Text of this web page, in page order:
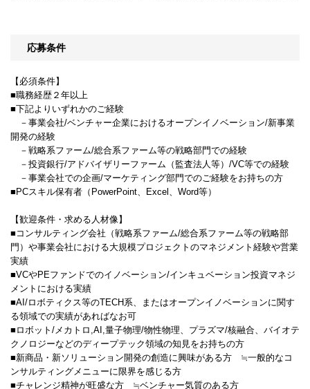
応募条件
【必須条件】
■職務経歴２年以上
■下記よりいずれかのご経験
－事業会社/ベンチャー企業におけるオープンイノベーション/新事業
開発の経験
－戦略系ファーム/総合系ファーム等の戦略部門での経験
－投資銀行/アドバイザリーファーム（監査法人等）/VC等での経験
－事業会社での企画/マーケティング部門でのご経験をお持ちの方
■PCスキル保有者（PowerPoint、Excel、Word等）
【歓迎条件・求める人材像】
■コンサルティング会社（戦略系ファーム/総合系ファーム等の戦略部
門）や事業会社における大規模プロジェクトのマネジメント経験や営業
実績
■VCやPEファンドでのイノベーション/インキュベーション投資マネジ
メントにおける実績
■AI/ロボティクス等のTECH系、またはオープンイノベーションに関す
る領域での実績があればなお可
■ロボット/メカトロ,AI,量子物理/物性物理、プラズマ/核融合、バイオテ
クノロジーなどのディープテック領域の知見をお持ちの方
■新商品・新ソリューション開発の創造に興味がある方 ≒一般的なコ
ンサルティングメニューに限界を感じる方
■チャレンジ精神が旺盛な方 ≒ベンチャー気質のある方